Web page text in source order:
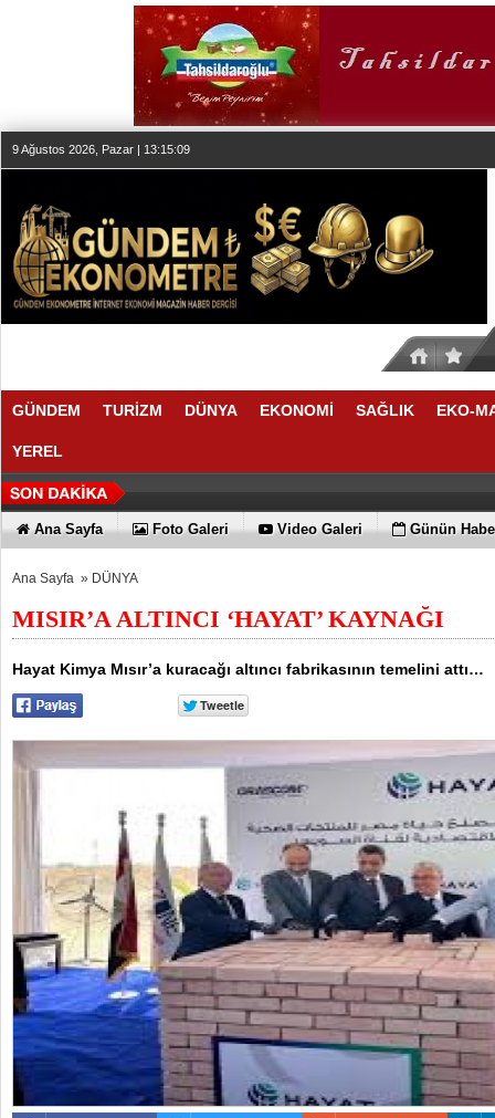
9 Ağustos 2026, Pazar | 13:15:09
GÜNDEM TURİZM DÜNYA EKONOMİ SAĞLIK EKO-
YEREL
Ana Sayfa Foto Galeri Video Galeri Günün
Ana Sayfa » DÜNYA
MISIR’A ALTINCI ‘HAYAT’ KAYNAĞI
Hayat Kimya Mısır’a kuracağı altıncı fabrikasının temelini attı…